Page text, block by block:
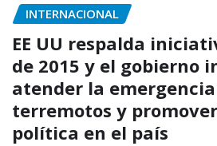
INTERNACIONAL
EE UU respalda
de 2015 y el gobierno
atender la
terremotos y
política en el país